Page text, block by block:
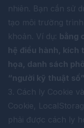
nhiên. Bạn cần sử
tạo môi trường
khoản. Ví dụ: bằng
hệ điều hành, kích
họa, danh sách
“người kỹ thuật
3. Cách ly Cookie
Cookie,
phải được cách ly